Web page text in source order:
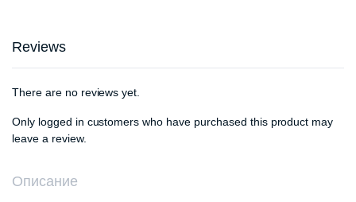
Reviews
There are no reviews yet.
Only logged in customers who have purchased this product may
leave a review.
Описание